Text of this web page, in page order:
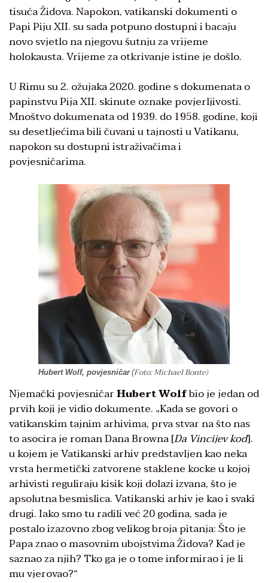
tisuća Židova. Napokon, vatikanski dokumenti o
Papi Piju XII. su sada potpuno dostupni i bacaju
novo svjetlo na njegovu šutnju za vrijeme
holokausta. Vrijeme za otkrivanje istine je došlo.
U Rimu su 2. ožujaka 2020. godine s dokumenata o
papinstvu Pija XII. skinute oznake povjerljivosti.
Mnoštvo dokumenata od 1939. do 1958. godine, koji
su desetljećima bili čuvani u tajnosti u Vatikanu,
napokon su dostupni istraživačima i
povjesničarima.
Hubert Wolf, povjesničar (Foto: Michael Bonte)
Njemački povjesničarHubert Wolfbio je jedan od
prvih koji je vidio dokumente. „Kada se govori o
vatikanskim tajnim arhivima, prva stvar na što nas
to asocira je roman Dana Browna [Da Vincijev kod].
u kojem je Vatikanski arhiv predstavljen kao neka
vrsta hermetički zatvorene staklene kocke u kojoj
arhivisti reguliraju kisik koji dolazi izvana, što je
apsolutna besmislica. Vatikanski arhiv je kao i svaki
drugi. Iako smo tu radili već 20 godina, sada je
postalo izazovno zbog velikog broja pitanja: Što je
Papa znao o masovnim ubojstvima Židova? Kad je
saznao za njih? Tko ga je o tome informirao i je li
mu vjerovao?“